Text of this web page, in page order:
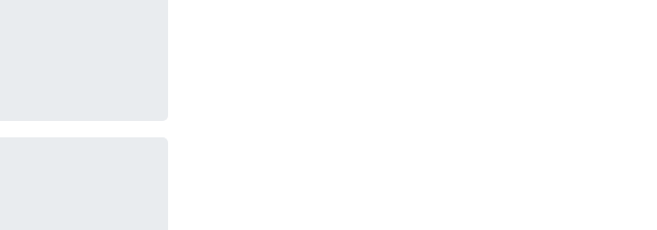
e toner é
Relatórios